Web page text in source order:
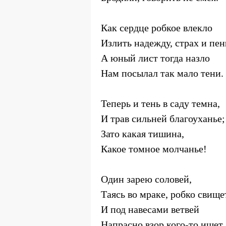
Как сердце робкое влекло
Излить надежду, страх и
А юный лист тогда назло
Нам посылал так мало тени.
Теперь и тень в саду темна,
И трав сильней благоуханье;
Зато какая тишина,
Какое томное молчанье!
Один зарею соловей,
Таясь во мраке, робко
И под навесами ветвей